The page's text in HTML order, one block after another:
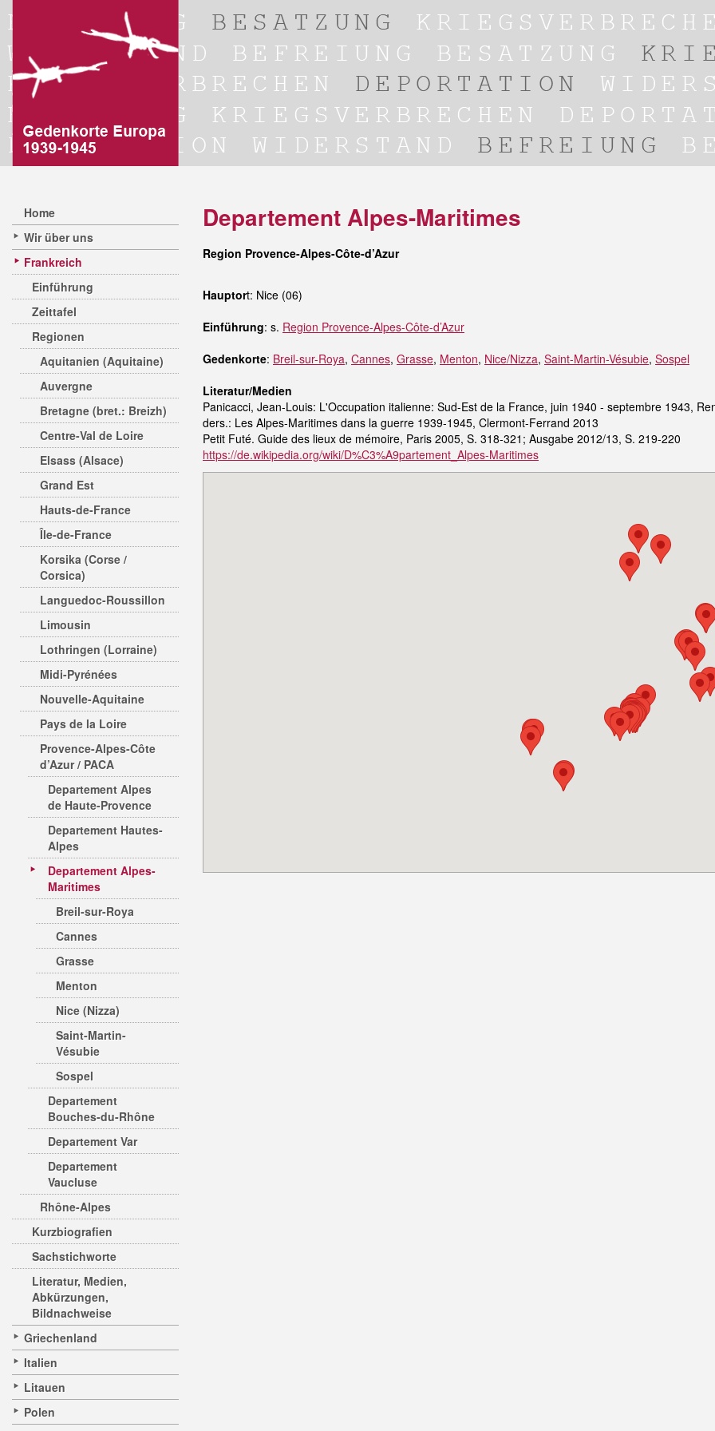
Home
Wir über uns
Frankreich
Einführung
Zeittafel
Regionen
Aquitanien (Aquitaine)
Auvergne
Bretagne (bret.: Breizh)
Centre-Val de Loire
Elsass (Alsace)
Grand Est
Hauts-de-France
Île-de-France
Korsika (Corse /
Corsica)
Languedoc-Roussillon
Limousin
Lothringen (Lorraine)
Midi-Pyrénées
Nouvelle-Aquitaine
Pays de la Loire
Provence-Alpes-Côte
d’Azur / PACA
Departement Alpes
de Haute-Provence
Departement Hautes-
Alpes
Departement Alpes-
Maritimes
Breil-sur-Roya
Cannes
Grasse
Menton
Nice (Nizza)
Saint-Martin-
Vésubie
Sospel
Departement
Bouches-du-Rhône
Departement Var
Departement
Vaucluse
Rhône-Alpes
Kurzbiografien
Sachstichworte
Literatur, Medien,
Abkürzungen,
Bildnachweise
Griechenland
Italien
Litauen
Polen
Departement Alpes-Maritimes
Region Provence-Alpes-Côte-d’Azur
Hauptort: Nice (06)
Einführung: s. Region Provence-Alpes-Côte-d’Azur
Gedenkorte: Breil-sur-Roya, Cannes, Grasse, Menton, Nice/Nizza, Saint-Martin-Vésubie, Sospel
Literatur/Medien
Panicacci, Jean-Louis: L'Occupation italienne: Sud-Est de la France, juin 1940 - septembre 1943,
ders.: Les Alpes-Maritimes dans la guerre 1939-1945, Clermont-Ferrand 2013
Petit Futé. Guide des lieux de mémoire, Paris 2005, S. 318-321; Ausgabe 2012/13, S. 219-220
https://de.wikipedia.org/wiki/D%C3%A9partement_Alpes-Maritimes